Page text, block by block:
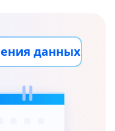
данных